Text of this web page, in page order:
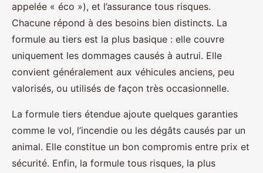
appelée « éco »), et l’assurance tous risques.
Chacune répond à des besoins bien distincts. La
formule au tiers est la plus basique : elle couvre
uniquement les dommages causés à autrui. Elle
convient généralement aux véhicules anciens, peu
valorisés, ou utilisés de façon très occasionnelle.
La formule tiers étendue ajoute quelques garanties
comme le vol, l’incendie ou les dégâts causés par un
animal. Elle constitue un bon compromis entre prix et
sécurité. Enfin, la formule tous risques, la plus